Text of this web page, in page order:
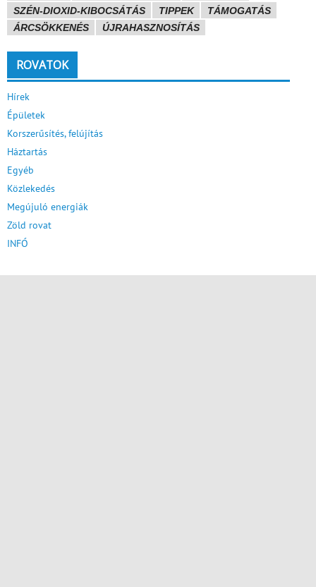
SZÉN-DIOXID-KIBOCSÁTÁS
TIPPEK
TÁMOGATÁS
ÁRCSÖKKENÉS
ÚJRAHASZNOSÍTÁS
ROVATOK
Hírek
Épületek
Korszerűsítés, felújítás
Háztartás
Egyéb
Közlekedés
Megújuló energiák
Zöld rovat
INFÓ